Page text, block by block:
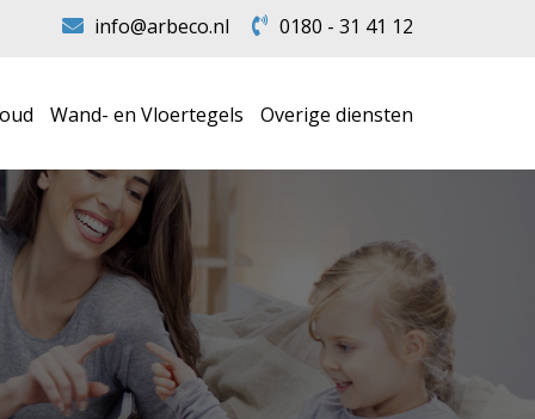
info@arbeco.nl 0180 - 31 41 12
Wand- en Vloertegels Overige diensten